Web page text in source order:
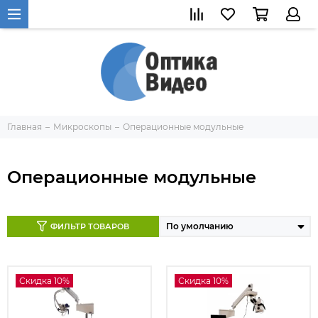
Главная Микроскопы Операционные модульные
Операционные модульные
ФИЛЬТР ТОВАРОВ
Скидка 10% Скидка 10%